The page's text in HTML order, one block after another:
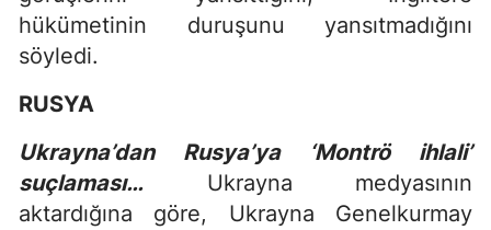
hükümetinin duruşunu yansıtmadığını
söyledi.
RUSYA
Ukrayna’dan Rusya’ya ‘Montrö ihlali’
suçlaması… Ukrayna medyasının
aktardığına göre, Ukrayna Genelkurmay